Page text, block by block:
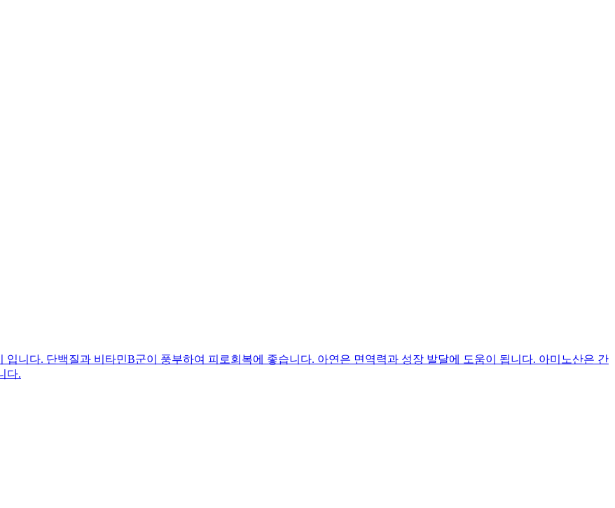
니다. 단백질과 비타민B군이 풍부하여 피로회복에 좋습니다. 아연은 면역력과 성장 발달에 도움이 됩니다. 아미노산은 간
다.